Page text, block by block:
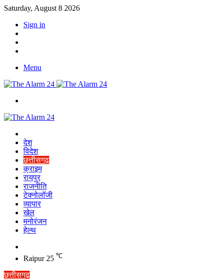
Saturday, August 8 2026
Sign in
Menu
देश
विदेश
छत्तीसगढ़
क्राइम
रायपुर
राजनीति
टेक्नोलॉजी
व्यापार
खेल
मनोरंजन
हेल्थ
skin
Raipur 25 ℃
छत्तीसगढ़